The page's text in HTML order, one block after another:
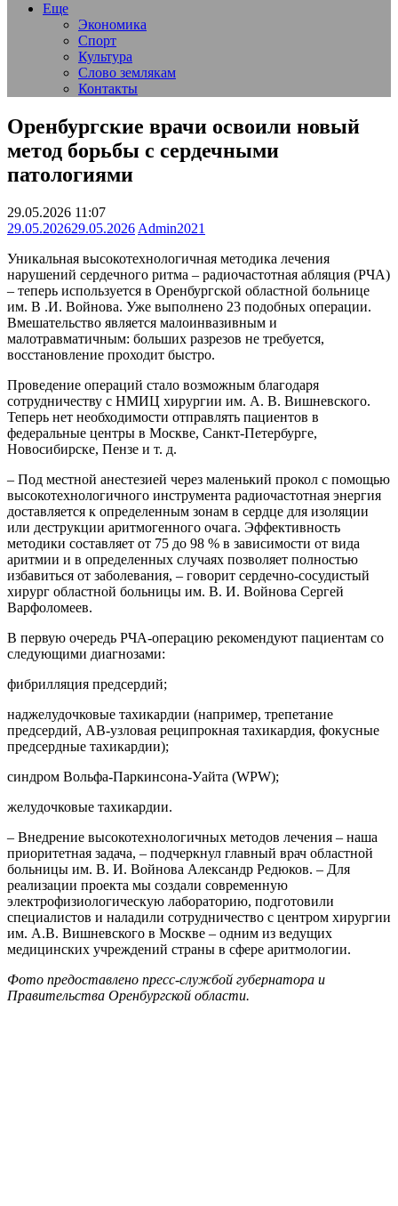
Еще
Экономика
Спорт
Культура
Слово землякам
Контакты
Оренбургские врачи освоили новый
метод борьбы с сердечными
патологиями
29.05.2026 11:07
29.05.202629.05.2026 Admin2021
Уникальная высокотехнологичная методика лечения
нарушений сердечного ритма – радиочастотная абляция (РЧА)
– теперь используется в Оренбургской областной больнице
им. В .И. Войнова. Уже выполнено 23 подобных операции.
Вмешательство является малоинвазивным и
малотравматичным: больших разрезов не требуется,
восстановление проходит быстро.
Проведение операций стало возможным благодаря
сотрудничеству с НМИЦ хирургии им. А. В. Вишневского.
Теперь нет необходимости отправлять пациентов в
федеральные центры в Москве, Санкт-Петербурге,
Новосибирске, Пензе и т. д.
– Под местной анестезией через маленький прокол с помощью
высокотехнологичного инструмента радиочастотная энергия
доставляется к определенным зонам в сердце для изоляции
или деструкции аритмогенного очага. Эффективность
методики составляет от 75 до 98 % в зависимости от вида
аритмии и в определенных случаях позволяет полностью
избавиться от заболевания, – говорит сердечно-сосудистый
хирург областной больницы им. В. И. Войнова Сергей
Варфоломеев.
В первую очередь РЧА-операцию рекомендуют пациентам со
следующими диагнозами:
фибрилляция предсердий;
наджелудочковые тахикардии (например, трепетание
предсердий, АВ-узловая реципрокная тахикардия, фокусные
предсердные тахикардии);
синдром Вольфа-Паркинсона-Уайта (WPW);
желудочковые тахикардии.
– Внедрение высокотехнологичных методов лечения – наша
приоритетная задача, – подчеркнул главный врач областной
больницы им. В. И. Войнова Александр Редюков. – Для
реализации проекта мы создали современную
электрофизиологическую лабораторию, подготовили
специалистов и наладили сотрудничество с центром хирургии
им. А.В. Вишневского в Москве – одним из ведущих
медицинских учреждений страны в сфере аритмологии.
Фото предоставлено пресс-службой губернатора и
Правительства Оренбургской области.